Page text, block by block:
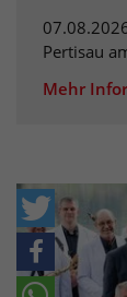
Pertisau
Mehr